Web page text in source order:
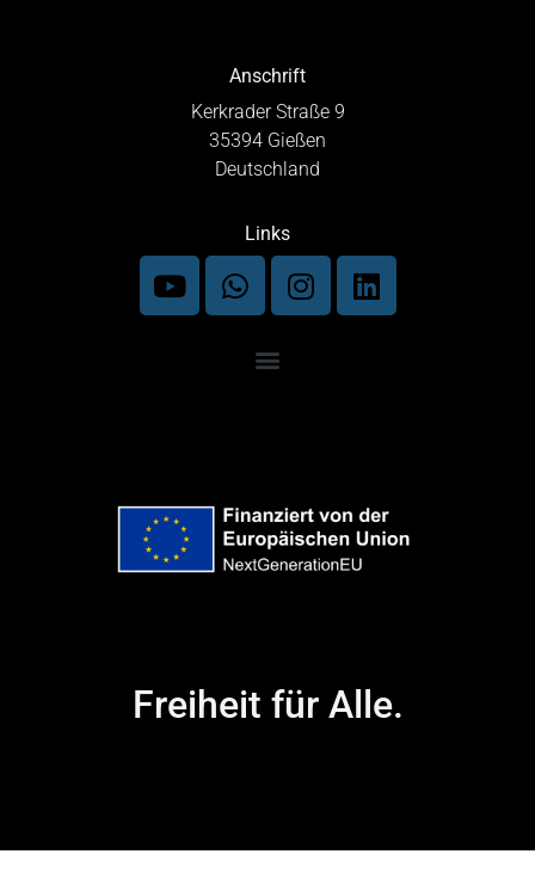
Anschrift
Kerkrader Straße 9
35394 Gießen
Deutschland
Links
Freiheit für Alle.